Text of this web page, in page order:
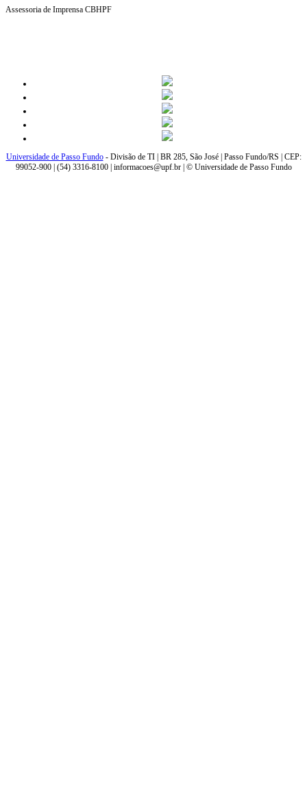
Assessoria de Imprensa CBHPF
Universidade de Passo Fundo- Divisão de TI | BR 285, São José | Passo Fundo/RS | CEP:
99052-900 | (54) 3316-8100 | informacoes@upf.br | © Universidade de Passo Fundo